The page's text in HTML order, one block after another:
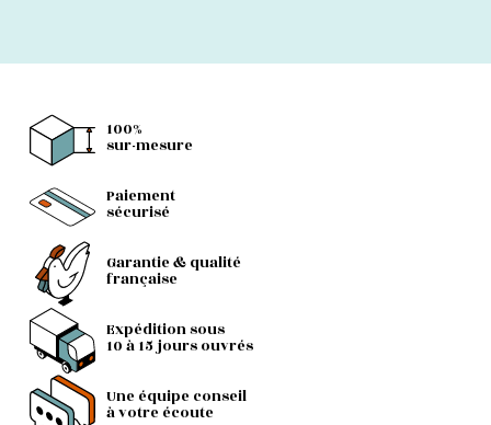
100%
sur-mesure
Paiement
sécurisé
Garantie & qualité
française
Expédition sous
10 à 15 jours ouvrés
Une équipe conseil
à votre écoute